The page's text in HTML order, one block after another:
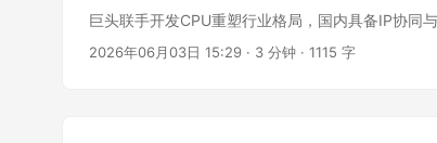
巨头联手开发CPU重塑行业格局，国内具备IP协同
2026年06月03日 15:29 · 3 分钟 · 1115 字